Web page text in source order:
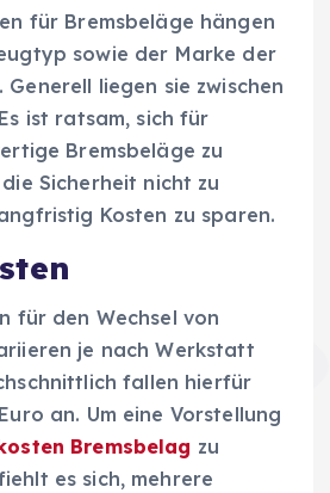
für Bremsbeläge hängen
sowie der Marke der
liegen sie zwischen
ist ratsam, sich für
Bremsbeläge zu
Sicherheit nicht zu
Kosten zu sparen.
für den Wechsel von
je nach Werkstatt
fallen hierfür
an. Um eine Vorstellung
Bremsbelag zu
es sich, mehrere